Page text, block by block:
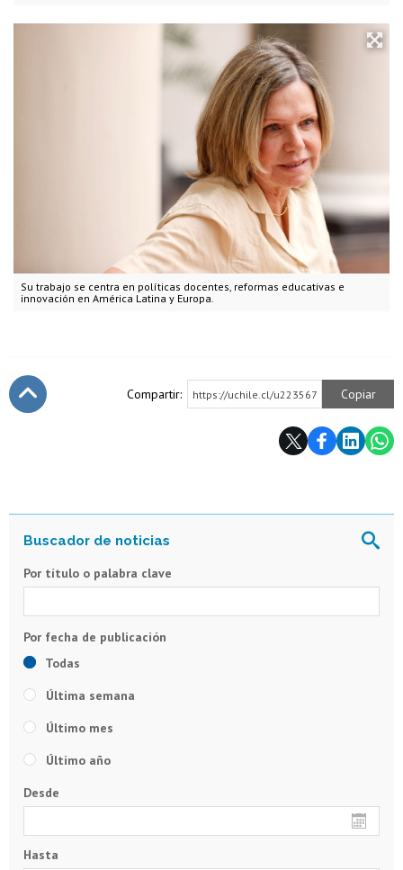
Su trabajo se centra en políticas docentes, reformas educativas e
innovación en América Latina y Europa.
Compartir: https://uchile.cl/u223567 Copiar
Por título o palabra clave
Todas
Última semana
Último mes
Último año
Desde
Hasta